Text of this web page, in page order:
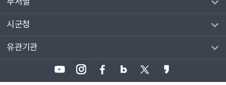
부서별
시군청
유관기관